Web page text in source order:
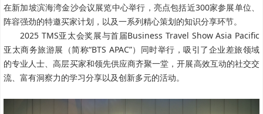
在新加坡滨海湾金沙会议展览中心举行，亮点包括近300家参展单位、
阵容强劲的特邀买家计划，以及一系列精心策划的知识分享环节。
2025 TMS亚太会奖展与首届Business Travel Show Asia Pacific
亚太商务旅游展（简称“BTS APAC”）同时举行，吸引了企业差旅领域
的专业人士、高层买家和领先供应商齐聚一堂，开展高效互动的社交交
流、富有洞察力的学习分享以及创新多元的活动。